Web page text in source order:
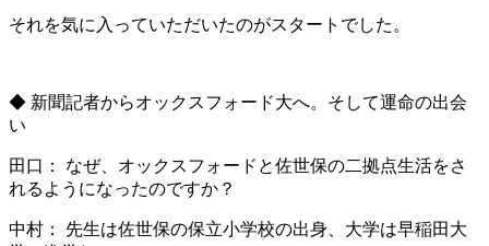
それを気に入っていただいたのがスタートでした。
◆ 新聞記者からオックスフォード大へ。そして運命の出会
い
田口： なぜ、オックスフォードと佐世保の二拠点生活をさ
れるようになったのですか？
中村： 先生は佐世保の保立小学校の出身、大学は早稲田大